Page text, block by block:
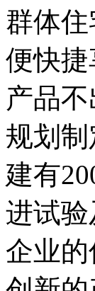
群体
便快
产品
规划
建有
进试
企业